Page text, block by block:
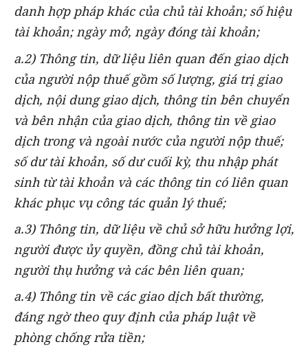
danh hợp pháp khác của chủ tài khoản; số hiệu
tài khoản; ngày mở, ngày đóng tài khoản;
a.2) Thông tin, dữ liệu liên quan đến giao dịch
của người nộp thuế gồm số lượng, giá trị giao
dịch, nội dung giao dịch, thông tin bên chuyển
và bên nhận của giao dịch, thông tin về giao
dịch trong và ngoài nước của người nộp thuế;
số dư tài khoản, số dư cuối kỳ, thu nhập phát
sinh từ tài khoản và các thông tin có liên quan
khác phục vụ công tác quản lý thuế;
a.3) Thông tin, dữ liệu về chủ sở hữu hưởng lợi,
người được ủy quyền, đồng chủ tài khoản,
người thụ hưởng và các bên liên quan;
a.4) Thông tin về các giao dịch bất thường,
đáng ngờ theo quy định của pháp luật về
phòng chống rửa tiền;